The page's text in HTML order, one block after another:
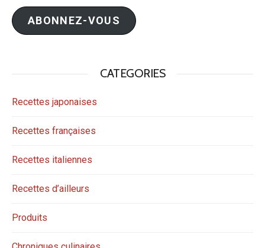
mail
ABONNEZ-VOUS
CATEGORIES
Recettes japonaises
Recettes françaises
Recettes italiennes
Recettes d’ailleurs
Produits